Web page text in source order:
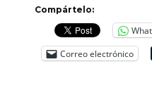
Compártelo:
Correo electrónico